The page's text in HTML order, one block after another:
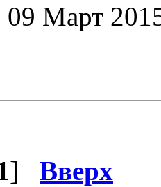
09 Март
] Вверх